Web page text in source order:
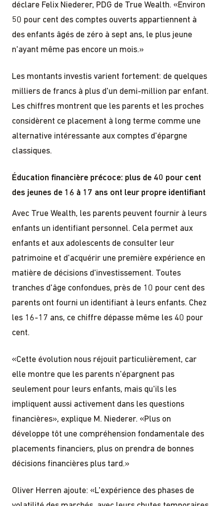
déclare Felix Niederer, PDG de True Wealth. «Environ
50 pour cent des comptes ouverts appartiennent à
des enfants âgés de zéro à sept ans, le plus jeune
n'ayant même pas encore un mois.»
Les montants investis varient fortement: de quelques
milliers de francs à plus d'un demi-million par enfant.
Les chiffres montrent que les parents et les proches
considèrent ce placement à long terme comme une
alternative intéressante aux comptes d'épargne
classiques.
Éducation financière précoce: plus de 40 pour cent
des jeunes de 16 à 17 ans ont leur propre identifiant
Avec True Wealth, les parents peuvent fournir à leurs
enfants un identifiant personnel. Cela permet aux
enfants et aux adolescents de consulter leur
patrimoine et d'acquérir une première expérience en
matière de décisions d'investissement. Toutes
tranches d'âge confondues, près de 10 pour cent des
parents ont fourni un identifiant à leurs enfants. Chez
les 16-17 ans, ce chiffre dépasse même les 40 pour
cent.
«Cette évolution nous réjouit particulièrement, car
elle montre que les parents n'épargnent pas
seulement pour leurs enfants, mais qu'ils les
impliquent aussi activement dans les questions
financières», explique M. Niederer. «Plus on
développe tôt une compréhension fondamentale des
placements financiers, plus on prendra de bonnes
décisions financières plus tard.»
Oliver Herren ajoute: «L'expérience des phases de